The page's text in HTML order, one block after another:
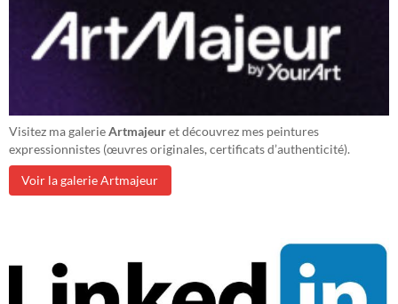
Visitez ma galerieArtmajeuret découvrez mes peintures
expressionnistes (œuvres originales, certificats d’authenticité).
Voir la galerie Artmajeur